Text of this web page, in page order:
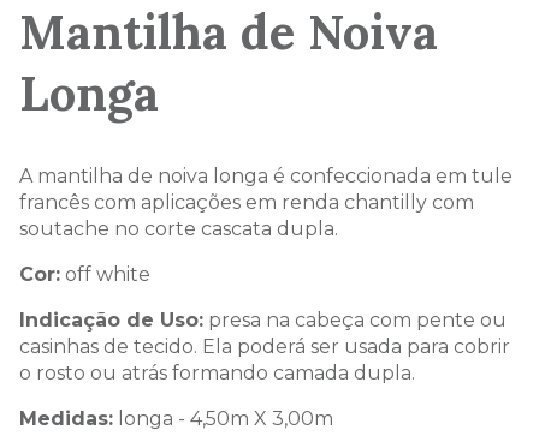
Mantilha de Noiva
Longa
A mantilha de noiva longa é confeccionada em tule
francês com aplicações em renda chantilly com
soutache no corte cascata dupla.
Cor: off white
Indicação de Uso: presa na cabeça com pente ou
casinhas de tecido. Ela poderá ser usada para cobrir
o rosto ou atrás formando camada dupla.
Medidas: longa - 4,50m X 3,00m